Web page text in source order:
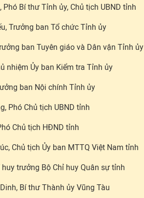
Phó Bí thư Tỉnh ủy, Chủ tịch UBND tỉnh
Trưởng ban Tổ chức Tỉnh ủy
ban Tuyên giáo và Dân vận Tỉnh ủy
nhiệm Ủy ban Kiểm tra Tỉnh ủy
ban Nội chính Tỉnh ủy
Phó Chủ tịch UBND tỉnh
Chủ tịch HĐND tỉnh
Chủ tịch Ủy ban MTTQ Việt Nam tỉnh
huy trưởng Bộ Chỉ huy Quân sự tỉnh
Bí thư Thành ủy Vũng Tàu